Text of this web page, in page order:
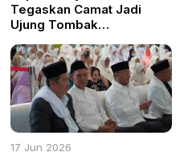
Tegaskan Camat Jadi
Ujung Tombak
Pelayanan Publik
17 Jun 2026